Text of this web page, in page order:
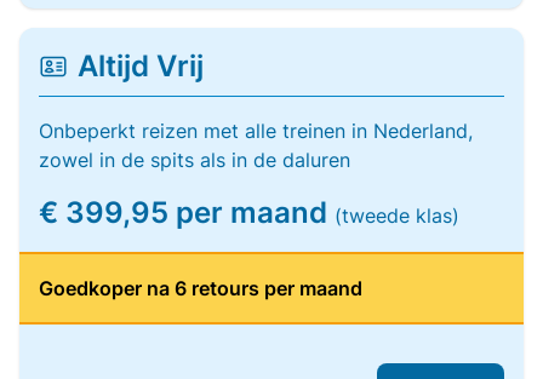
Altijd Vrij
Onbeperkt reizen met alle treinen in Nederland,
zowel in de spits als in de daluren
€ 399,95 per maand (tweede klas)
Goedkoper na 6 retours per maand